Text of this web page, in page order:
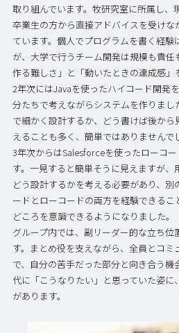
取り組んでいます。牧研究室に所属し、
卒業生の方から直接アドバイスを受け
ています。個人でプログラムを書く経験
が、大学で行うチーム開発は規模も責
作る難しさ」と「動いたときの達成感」
2年次にはJavaを使ったハイコード開発
分たちで考えながらシステムを作りまし
で細かく設計するか、どう書けば後か
えることも多く、簡単ではありませんで
3年次からはSalesforceを使ったローコ
す。一見すると簡単そうに見えますが
どう設計するかを考える必要があり、別
ードとローコードの両方を経験できる
どころを意識できるようになりました。
グループ内では、副リーダー的な立ち位
す。まとめ役を支えながら、全員とコミ
で、自分の苦手だった部分と向き合う機
代に「こうなりたい」と思っていた姿
があります。